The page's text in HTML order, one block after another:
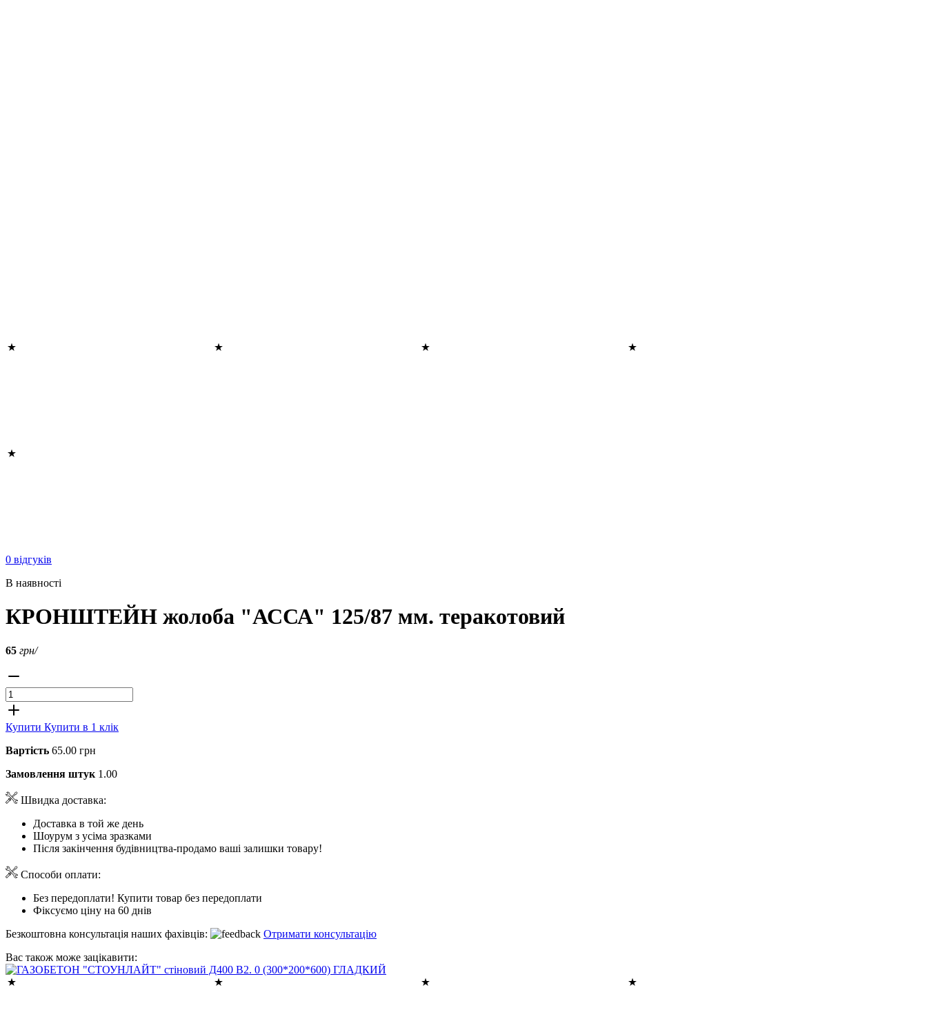
0 відгуків
В наявності
КРОНШТЕЙН жолоба "АССА" 125/87 мм. теракотовий
65 грн/
Купити Купити в 1 клік
Вартість 65.00 грн
Замовлення штук 1.00
Швидка доставка:
Доставка в той же день
Шоурум з усіма зразками
Після закінчення будівництва-продамо ваші залишки товару!
Способи оплати:
Без передоплати! Купити товар без передоплати
Фіксуємо ціну на 60 днів
Безкоштовна консультація наших фахівців:
Отримати консультацію
Вас також може зацікавити: